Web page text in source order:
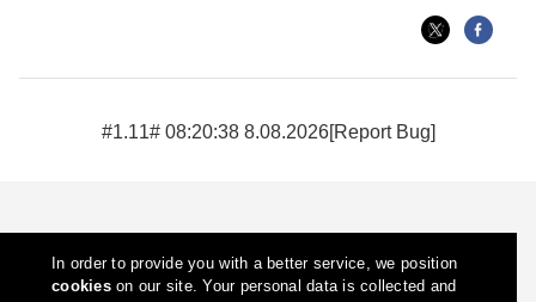
8.08.2026 08:20:38 #1.11#
In order to provide you with a better service, we position
cookieson our site. Your personal data is collected and